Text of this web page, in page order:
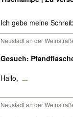
Ich gebe meine
Neustadt an der
Gesuch:
Hallo, ...
Neustadt an der